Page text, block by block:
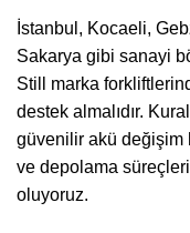
İstanbul, Kocaeli,
Sakarya gibi sanayi
Still marka
destek almalıdır.
güvenilir akü değişim
ve depolama
oluyoruz.